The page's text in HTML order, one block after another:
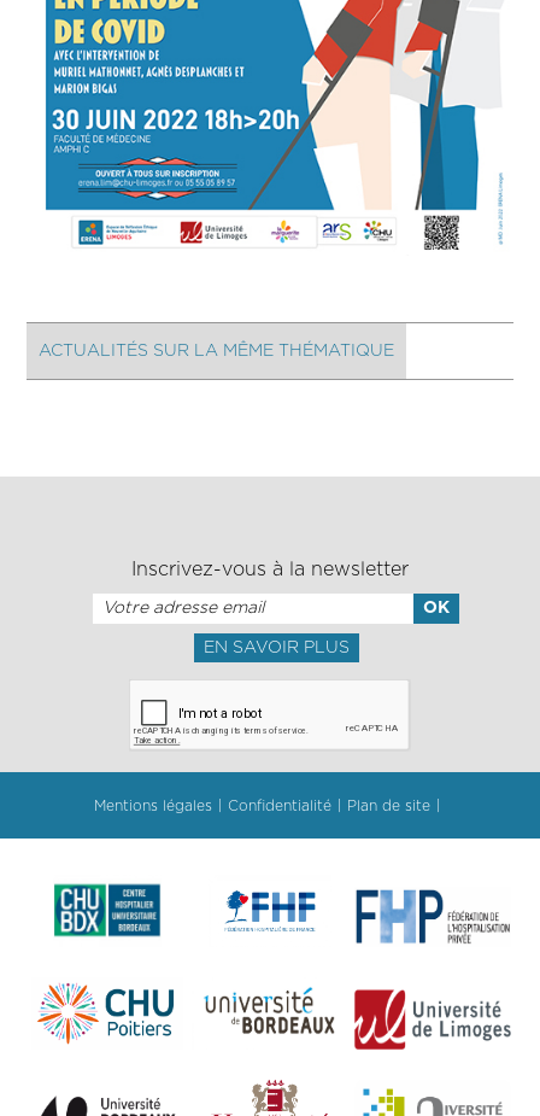
ACTUALITÉS SUR LA MÊME THÉMATIQUE
Inscrivez-vous à la newsletter
EN SAVOIR PLUS
Mentions légales Confidentialité Plan de site